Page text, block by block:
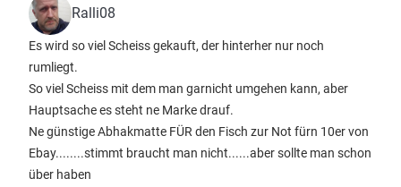
Ralli08
Es wird so viel Scheiss gekauft, der hinterher nur noch
rumliegt.
So viel Scheiss mit dem man garnicht umgehen kann, aber
Hauptsache es steht ne Marke drauf.
Ne günstige Abhakmatte FÜR den Fisch zur Not fürn 10er von
Ebay........stimmt braucht man nicht......aber sollte man schon
über haben